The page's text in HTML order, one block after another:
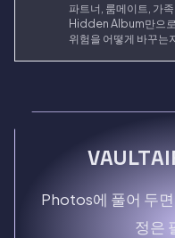
파트너, 룸메이트, 가
Hidden Album만으로
위험을 어떻게 바꾸는
Photos에 풀어 두
정은